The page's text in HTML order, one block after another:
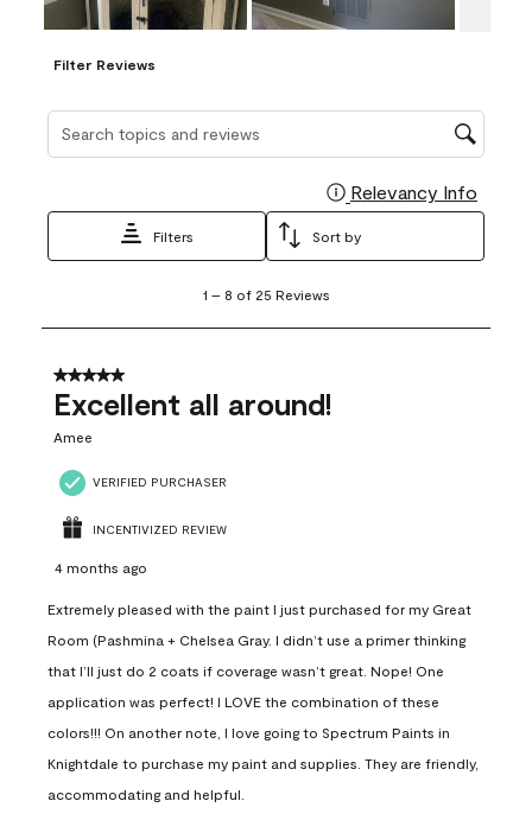
Filter Reviews
Relevancy Info
Filters Sort by
8
25
Reviews
1 – 8 of 25 Reviews
5 out of 5 stars.
Excellent all around!
Amee
VERIFIED PURCHASER
INCENTIVIZED REVIEW
4 months ago
Extremely pleased with the paint I just purchased for my Great
Room (Pashmina + Chelsea Gray. I didn’t use a primer thinking
that I’ll just do 2 coats if coverage wasn’t great. Nope! One
application was perfect! I LOVE the combination of these
colors!!! On another note, I love going to Spectrum Paints in
Knightdale to purchase my paint and supplies. They are friendly,
accommodating and helpful.